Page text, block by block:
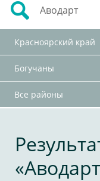
Красноярский край
Богучаны
Все районы